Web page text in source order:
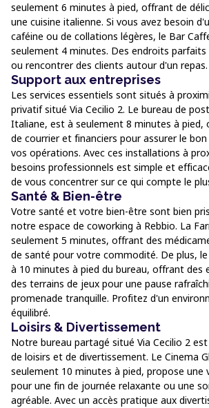
seulement 6 minutes à pied, offrant de
une cuisine italienne. Si vous avez besoin
caféine ou de collations légères, le Bar
seulement 4 minutes. Des endroits
ou rencontrer des clients autour d'un repas.
Support aux entreprises
Les services essentiels sont situés à
privatif situé Via Cecilio 2. Le bureau de
Italiane, est à seulement 8 minutes à pied,
de courrier et financiers pour assurer le
vos opérations. Avec ces installations à
besoins professionnels est simple et
de vous concentrer sur ce qui compte le
Santé & Bien-être
Votre santé et votre bien-être sont bien
notre espace de coworking à Rebbio. La
seulement 5 minutes, offrant des
de santé pour votre commodité. De plus,
à 10 minutes à pied du bureau, offrant des
des terrains de jeux pour une pause
promenade tranquille. Profitez d'un
équilibré.
Loisirs & Divertissement
Notre bureau partagé situé Via Cecilio 2
de loisirs et de divertissement. Le Cinema
seulement 10 minutes à pied, propose une
pour une fin de journée relaxante ou une
agréable. Avec un accès pratique aux